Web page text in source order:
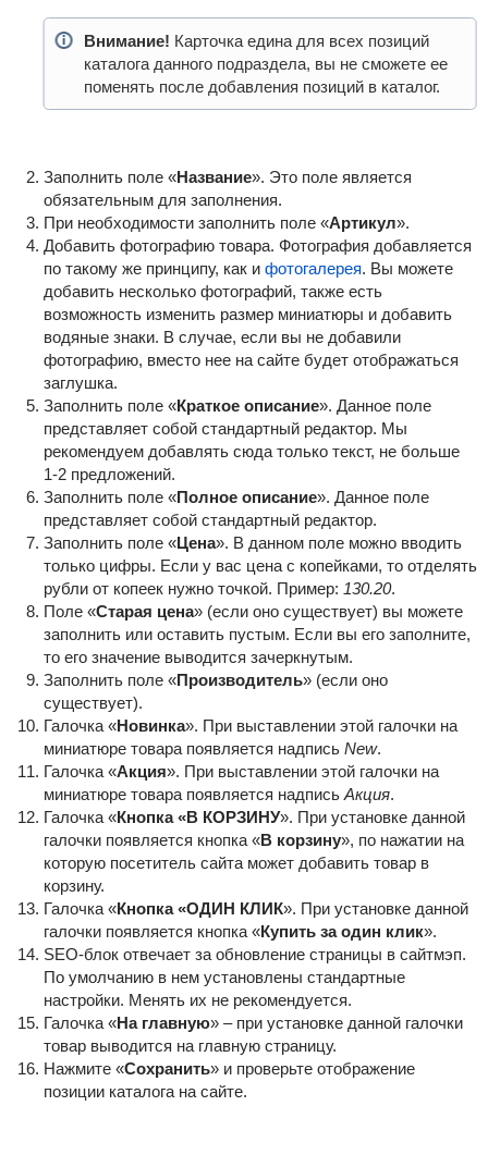
Внимание! Карточка едина для всех позиций
каталога данного подраздела, вы не сможете ее
поменять после добавления позиций в каталог.
Заполнить поле «Название». Это поле является
обязательным для заполнения.
При необходимости заполнить поле «Артикул».
Добавить фотографию товара. Фотография добавляется
по такому же принципу, как и фотогалерея. Вы можете
добавить несколько фотографий, также есть
возможность изменить размер миниатюры и добавить
водяные знаки. В случае, если вы не добавили
фотографию, вместо нее на сайте будет отображаться
заглушка.
Заполнить поле «Краткое описание». Данное поле
представляет собой стандартный редактор. Мы
рекомендуем добавлять сюда только текст, не больше
1-2 предложений.
Заполнить поле «Полное описание». Данное поле
представляет собой стандартный редактор.
Заполнить поле «Цена». В данном поле можно вводить
только цифры. Если у вас цена с копейками, то отделять
рубли от копеек нужно точкой. Пример: 130.20.
Поле «Старая цена» (если оно существует) вы можете
заполнить или оставить пустым. Если вы его заполните,
то его значение выводится зачеркнутым.
Заполнить поле «Производитель» (если оно
существует).
Галочка «Новинка». При выставлении этой галочки на
миниатюре товара появляется надпись New.
Галочка «Акция». При выставлении этой галочки на
миниатюре товара появляется надпись Акция.
Галочка «Кнопка «В КОРЗИНУ». При установке данной
галочки появляется кнопка «В корзину», по нажатии на
которую посетитель сайта может добавить товар в
корзину.
Галочка «Кнопка «ОДИН КЛИК». При установке данной
галочки появляется кнопка «Купить за один клик».
SEO-блок отвечает за обновление страницы в сайтмэп.
По умолчанию в нем установлены стандартные
настройки. Менять их не рекомендуется.
Галочка «На главную» – при установке данной галочки
товар выводится на главную страницу.
Нажмите «Сохранить» и проверьте отображение
позиции каталога на сайте.